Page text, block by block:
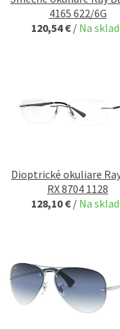
4165 622/6G
120,54 € / Na
Dioptrické okuliare
RX 8704 1128
128,10 € / Na